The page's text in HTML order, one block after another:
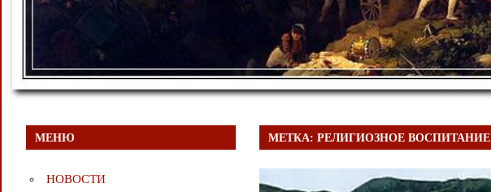
МЕТКА:РЕЛИГИОЗНОЕ ВОСПИТАНИЕ
МЕНЮ
НОВОСТИ